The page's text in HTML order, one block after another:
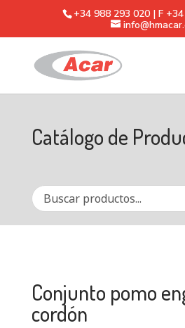
+34 988 293 020 | F
Catálogo de
Conjunto pomo
cordón